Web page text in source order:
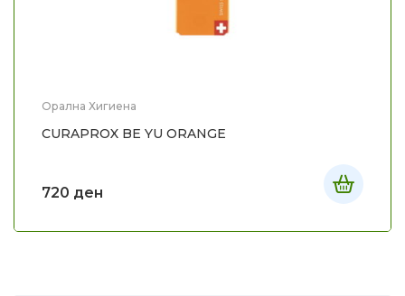
Орална Хигиена
CURAPROX BE YU ORANGE
720 ден